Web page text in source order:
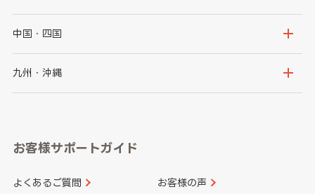
千葉県
石川県
山梨県
愛知県
大阪府
京都府
和歌山県
中国・四国
鳥取県
山口県
香川県 愛媛県
九州・沖縄
長崎県
大分県 宮崎県
お客様サポートガイド
よくあるご質問 お客様の声